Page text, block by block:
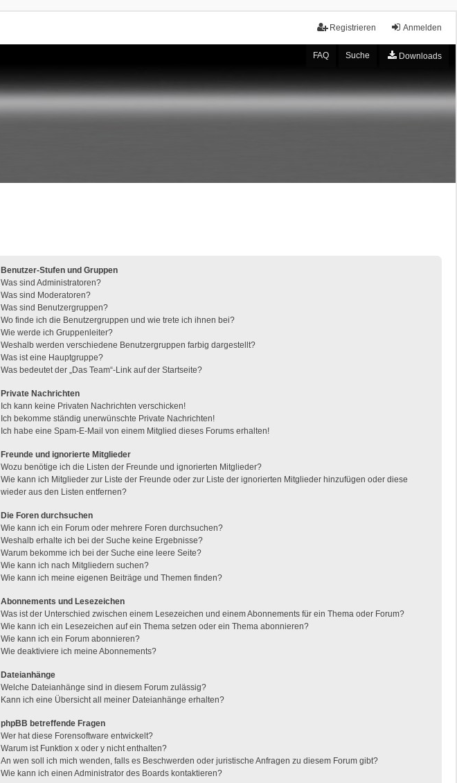
Anmelden
Registrieren
FAQ Suche Downloads
Benutzer-Stufen und Gruppen
Was sind Administratoren?
Was sind Moderatoren?
Was sind Benutzergruppen?
Wo finde ich die Benutzergruppen und wie trete ich ihnen bei?
Wie werde ich Gruppenleiter?
Weshalb werden verschiedene Benutzergruppen farbig dargestellt?
Was ist eine Hauptgruppe?
Was bedeutet der „Das Team“-Link auf der Startseite?
Private Nachrichten
Ich kann keine Privaten Nachrichten verschicken!
Ich bekomme ständig unerwünschte Private Nachrichten!
Ich habe eine Spam-E-Mail von einem Mitglied dieses Forums erhalten!
Freunde und ignorierte Mitglieder
Wozu benötige ich die Listen der Freunde und ignorierten Mitglieder?
Wie kann ich Mitglieder zur Liste der Freunde oder zur Liste der ignorierten Mitglieder hinzufügen oder diese
wieder aus den Listen entfernen?
Die Foren durchsuchen
Wie kann ich ein Forum oder mehrere Foren durchsuchen?
Weshalb erhalte ich bei der Suche keine Ergebnisse?
Warum bekomme ich bei der Suche eine leere Seite?
Wie kann ich nach Mitgliedern suchen?
Wie kann ich meine eigenen Beiträge und Themen finden?
Abonnements und Lesezeichen
Was ist der Unterschied zwischen einem Lesezeichen und einem Abonnements für ein Thema oder Forum?
Wie kann ich ein Lesezeichen auf ein Thema setzen oder ein Thema abonnieren?
Wie kann ich ein Forum abonnieren?
Wie deaktiviere ich meine Abonnements?
Dateianhänge
Welche Dateianhänge sind in diesem Forum zulässig?
Kann ich eine Übersicht all meiner Dateianhänge erhalten?
phpBB betreffende Fragen
Wer hat diese Forensoftware entwickelt?
Warum ist Funktion x oder y nicht enthalten?
An wen soll ich mich wenden, falls es Beschwerden oder juristische Anfragen zu diesem Forum gibt?
Wie kann ich einen Administrator des Boards kontaktieren?